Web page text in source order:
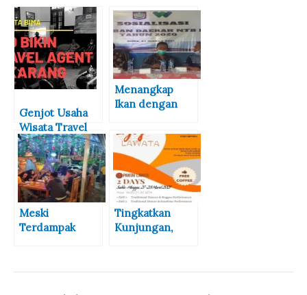
Genjot Usaha
Wisata Travel
Agent, LPE
Adakan
Workshop
Pariwisata
Menangkap
Ikan dengan
Mengambil
Pasir Pantai
Bisa Dipidana
Meski
Terdampak
“Memecat”
Tingkatkan
Kunjungan,
Event Enjoy